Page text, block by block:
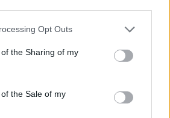
Opt Outs
the Sharing of my
the Sale of my